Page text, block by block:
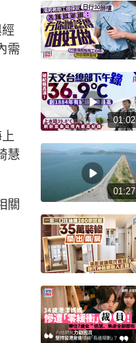
需
慧
關
01:02
01:27